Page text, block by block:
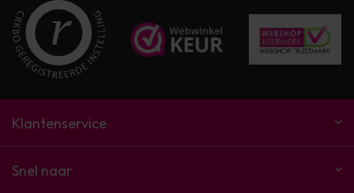
Klantenservice
Snel naar